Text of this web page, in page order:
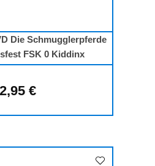
Die Schmugglerpferde
FSK 0 Kiddinx
Regulärer Preis:
2,95 €